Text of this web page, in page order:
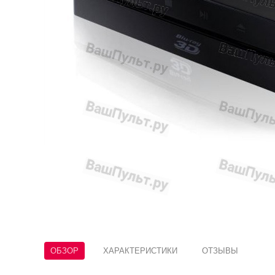
ОБЗОР ХАРАКТЕРИСТИКИ ОТЗЫВЫ